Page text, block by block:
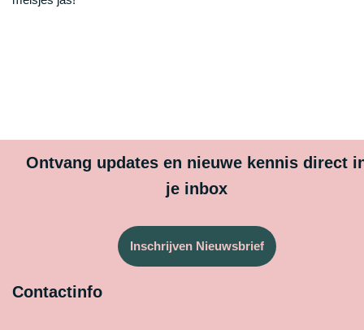
Ontvang updates en nieuwe kennis direct
je inbox
Inschrijven Nieuwsbrief
Contactinfo